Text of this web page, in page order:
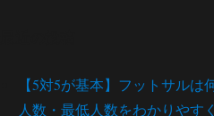
【5対5が基本】フットサル
人数・最低人数をわかりやす